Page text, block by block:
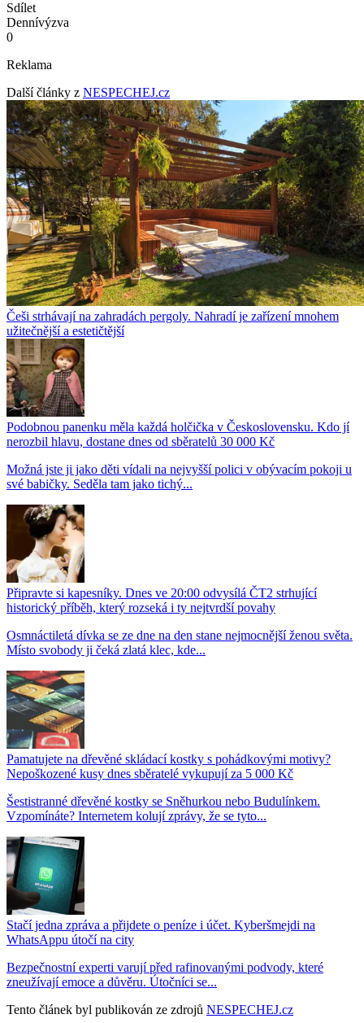
Sdílet
Dennívýzva
0
Reklama
Další články z NESPECHEJ.cz
Češi strhávají na zahradách pergoly. Nahradí je zařízení mnohem
užitečnější a estetičtější
Podobnou panenku měla každá holčička v Československu. Kdo jí
nerozbil hlavu, dostane dnes od sběratelů 30 000 Kč
Možná jste ji jako děti vídali na nejvyšší polici v obývacím pokoji u
své babičky. Seděla tam jako tichý...
Připravte si kapesníky. Dnes ve 20:00 odvysílá ČT2 strhující
historický příběh, který rozseká i ty nejtvrdší povahy
Osmnáctiletá dívka se ze dne na den stane nejmocnější ženou světa.
Místo svobody ji čeká zlatá klec, kde...
Pamatujete na dřevěné skládací kostky s pohádkovými motivy?
Nepoškozené kusy dnes sběratelé vykupují za 5 000 Kč
Šestistranné dřevěné kostky se Sněhurkou nebo Budulínkem.
Vzpomínáte? Internetem kolují zprávy, že se tyto...
Stačí jedna zpráva a přijdete o peníze i účet. Kyberšmejdi na
WhatsAppu útočí na city
Bezpečnostní experti varují před rafinovanými podvody, které
zneužívají emoce a důvěru. Útočníci se...
Tento článek byl publikován ze zdrojů NESPECHEJ.cz